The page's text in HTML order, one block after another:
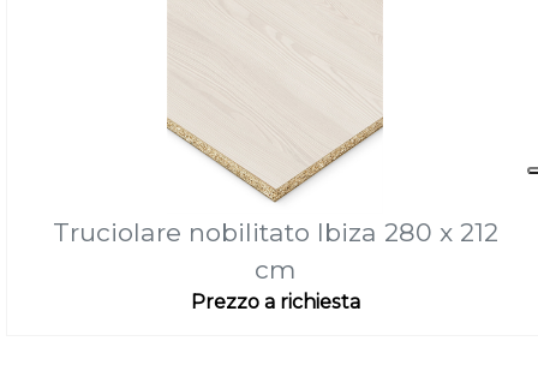
Truciolare nobilitato Ibiza 280 x 212
cm
Prezzo a richiesta